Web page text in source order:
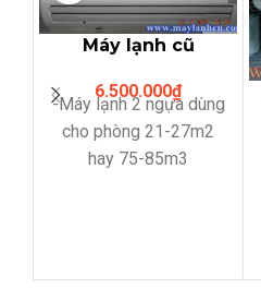
Máy lạnh cũ
inverter gas
R410A
6.500.000₫
-Máy lạnh 2 ngựa dùng
cho phòng 21-27m2
hay 75-85m3
R410A